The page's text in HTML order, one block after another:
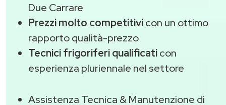
Due Carrare
Prezzi molto competitivicon un ottimo
rapporto qualità-prezzo
Tecnici frigoriferi qualificaticon
esperienza pluriennale nel settore
Assistenza Tecnica & Manutenzione di